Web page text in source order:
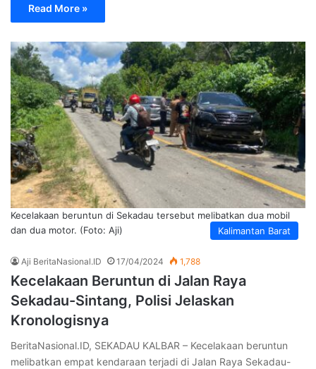
Read More »
Kalimantan Barat
Kecelakaan beruntun di Sekadau tersebut melibatkan dua mobil
dan dua motor. (Foto: Aji)
Aji BeritaNasional.ID 17/04/2024 1,788
Kecelakaan Beruntun di Jalan Raya
Sekadau-Sintang, Polisi Jelaskan
Kronologisnya
BeritaNasional.ID, SEKADAU KALBAR – Kecelakaan beruntun
melibatkan empat kendaraan terjadi di Jalan Raya Sekadau-